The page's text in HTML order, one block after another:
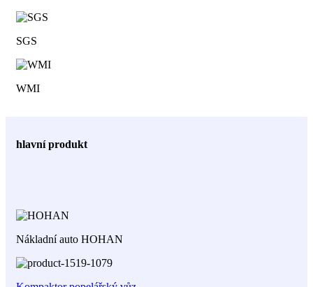
SGS
WMI
hlavní produkt
Nákladní auto HOHAN